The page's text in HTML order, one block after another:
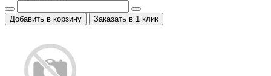
Добавить в корзину Заказать в 1 клик